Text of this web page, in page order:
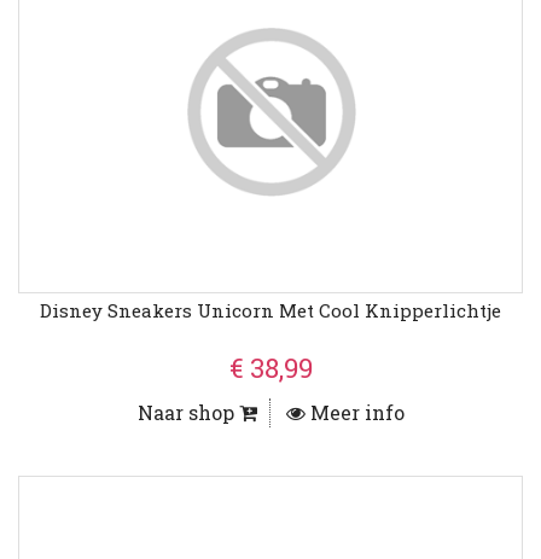
Disney Sneakers Unicorn Met Cool Knipperlichtje
€ 38,99
Naar shop Meer info